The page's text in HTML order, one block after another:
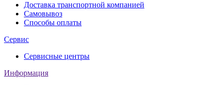
Доставка транспортной компанией
Самовывоз
Способы оплаты
Сервис
Сервисные центры
Информация